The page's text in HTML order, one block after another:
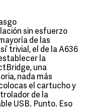
sin esfuerzo
de las
trivial, el de la A636
la
una
nada más
el cartucho y
de la
USB. Punto. Eso